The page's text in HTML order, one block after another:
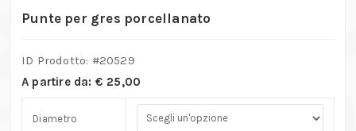
Punte per gres porcellanato
ID Prodotto: #20529
A partire da: € 25,00
Diametro